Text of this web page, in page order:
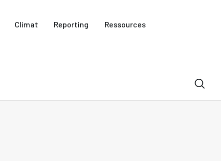
Climat Reporting Ressources